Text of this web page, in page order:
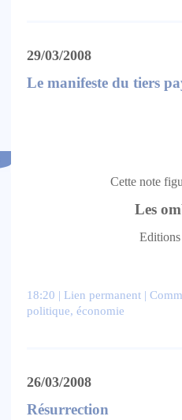
29/03/2008
Le manifeste du tiers
Cette note
Les
18:20 | Lien permanent |
politique, économie
26/03/2008
Résurrection